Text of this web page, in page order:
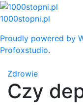
Skip
to
1000stopni.pl
Proudly powered by
Profoxstudio.
Zdrowie
Czy